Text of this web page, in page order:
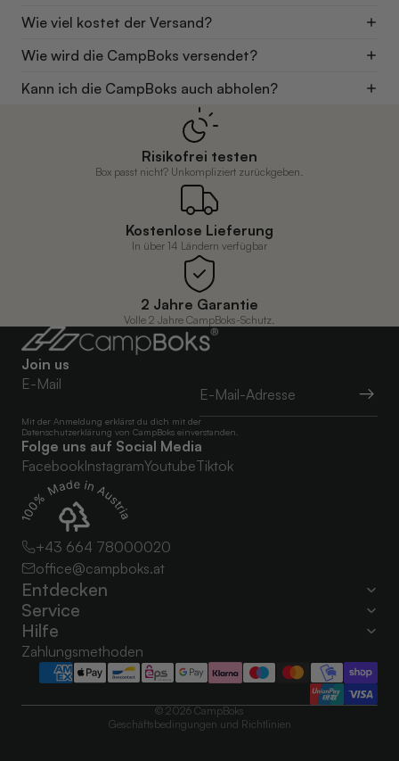
Wie viel kostet der Versand?
Wie wird die CampBoks versendet?
Kann ich die CampBoks auch abholen?
Risikofrei testen
Box passt nicht? Unkompliziert zurückgeben.
Kostenlose Lieferung
In über 14 Ländern verfügbar
2 Jahre Garantie
Volle 2 Jahre CampBoks-Schutz.
Join us
E-Mail
Mit der Anmeldung erklärst du dich mit der
Datenschutzerklärung von CampBoks einverstanden.
Folge uns auf Social Media
FacebookInstagramYoutubeTiktok
+43 664 78000020
office@campboks.at
Entdecken
Service
Hilfe
Zahlungsmethoden
© 2026 CampBoks
Geschäftsbedingungen und Richtlinien
Datenschutzerklärung
Impressum
Kontaktinformationen